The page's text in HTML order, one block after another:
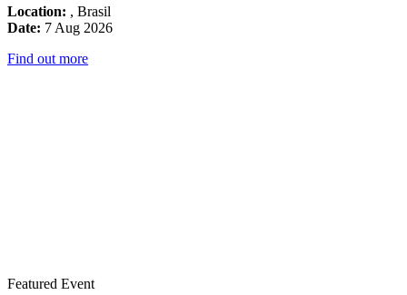
Location: , Brasil
Date: 7 Aug 2026
Find out more
Featured Event